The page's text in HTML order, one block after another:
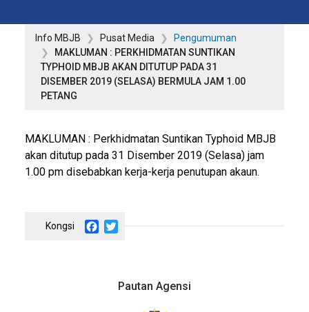
Info MBJB Pusat Media
Pengumuman
MAKLUMAN : PERKHIDMATAN SUNTIKAN
TYPHOID MBJB AKAN DITUTUP PADA 31
DISEMBER 2019 (SELASA) BERMULA JAM 1.00
PETANG
MAKLUMAN : Perkhidmatan Suntikan Typhoid MBJB
akan ditutup pada 31 Disember 2019 (Selasa) jam
1.00 pm disebabkan kerja-kerja penutupan akaun.
Facebook
Pautan Agensi